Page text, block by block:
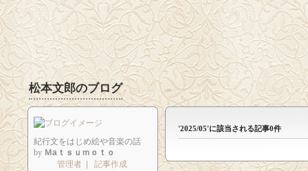
松本文郎のブログ
'2025/05'に該当される記事0件
紀行文をはじめ絵や音楽の話
by Ｍaｔｓｕｍｏｔｏ
管理者
記事作成